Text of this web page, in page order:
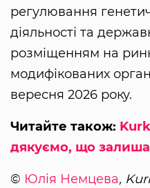
регулювання
діяльності та
розміщенням на
модифікованих
вересня 2026 року.
Читайте також:
дякуємо, що
© Юлія Немцева,